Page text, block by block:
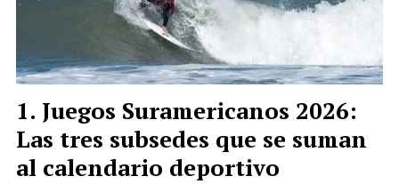
Juegos Suramericanos 2026:
Las tres subsedes que se suman
al calendario deportivo